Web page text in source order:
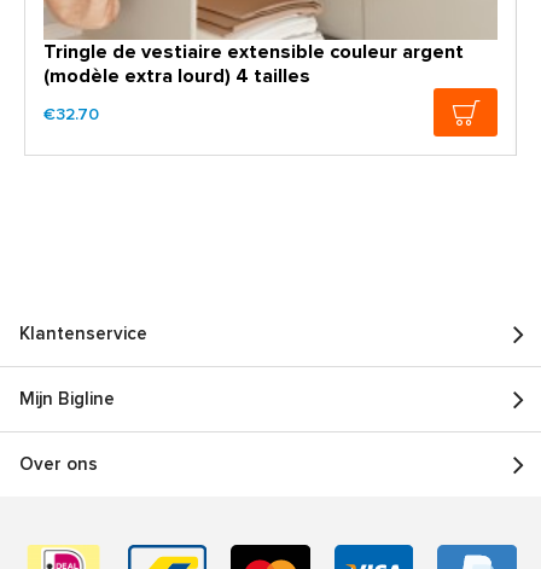
Tringle de vestiaire extensible couleur argent
(modèle extra lourd) 4 tailles
€32.70
Klantenservice
Mijn Bigline
Over ons